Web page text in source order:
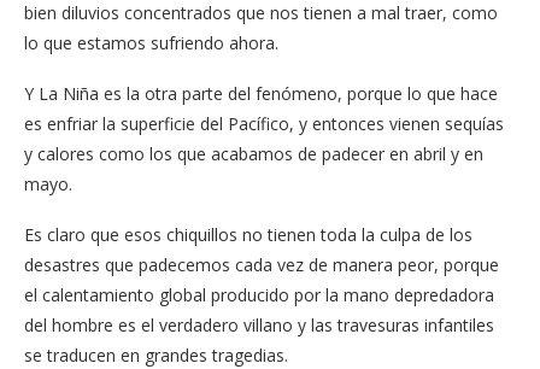
bien diluvios concentrados que nos tienen a mal traer, como
lo que estamos sufriendo ahora.
Y La Niña es la otra parte del fenómeno, porque lo que hace
es enfriar la superficie del Pacífico, y entonces vienen sequías
y calores como los que acabamos de padecer en abril y en
mayo.
Es claro que esos chiquillos no tienen toda la culpa de los
desastres que padecemos cada vez de manera peor, porque
el calentamiento global producido por la mano depredadora
del hombre es el verdadero villano y las travesuras infantiles
se traducen en grandes tragedias.